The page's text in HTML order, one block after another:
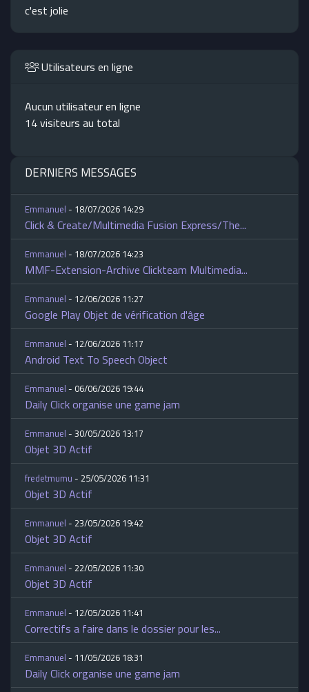
c'est jolie
Utilisateurs en ligne
Aucun utilisateur en ligne
14 visiteurs au total
DERNIERS MESSAGES
Emmanuel- 18/07/2026 14:29
Click & Create/Multimedia Fusion Express/The...
Emmanuel- 18/07/2026 14:23
MMF-Extension-Archive Clickteam Multimedia...
Emmanuel- 12/06/2026 11:27
Google Play Objet de vérification d'âge
Emmanuel- 12/06/2026 11:17
Android Text To Speech Object
Emmanuel- 06/06/2026 19:44
Daily Click organise une game jam
Emmanuel- 30/05/2026 13:17
Objet 3D Actif
fredetmumu- 25/05/2026 11:31
Objet 3D Actif
Emmanuel- 23/05/2026 19:42
Objet 3D Actif
Emmanuel- 22/05/2026 11:30
Objet 3D Actif
Emmanuel- 12/05/2026 11:41
Correctifs a faire dans le dossier pour les...
Emmanuel- 11/05/2026 18:31
Daily Click organise une game jam